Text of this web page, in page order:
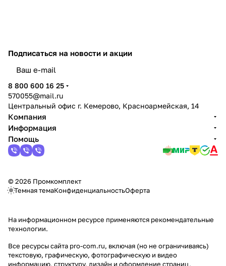
Подписаться на новости и акции
8 800 600 16 25
570055@mail.ru
Центральный офис г. Кемерово, Красноармейская, 14
Компания
Информация
Помощь
© 2026 Промкомплект
Темная темаКонфиденциальностьОферта
На информационном ресурсе применяются рекомендательные
технологии.
Все ресурсы сайта pro-com.ru, включая (но не ограничиваясь)
текстовую, графическую, фотографическую и видео
информацию, структуру, дизайн и оформление страниц,